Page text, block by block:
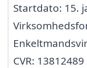
Startdato: 15.
CVR: 13812489